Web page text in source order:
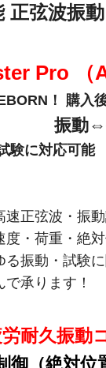
正弦波振
Pro （
！ 購
振動
験に対応可
速正弦波・振
度・荷重・絶
る振動・試験
承ります！
耐久振動
御（絶対